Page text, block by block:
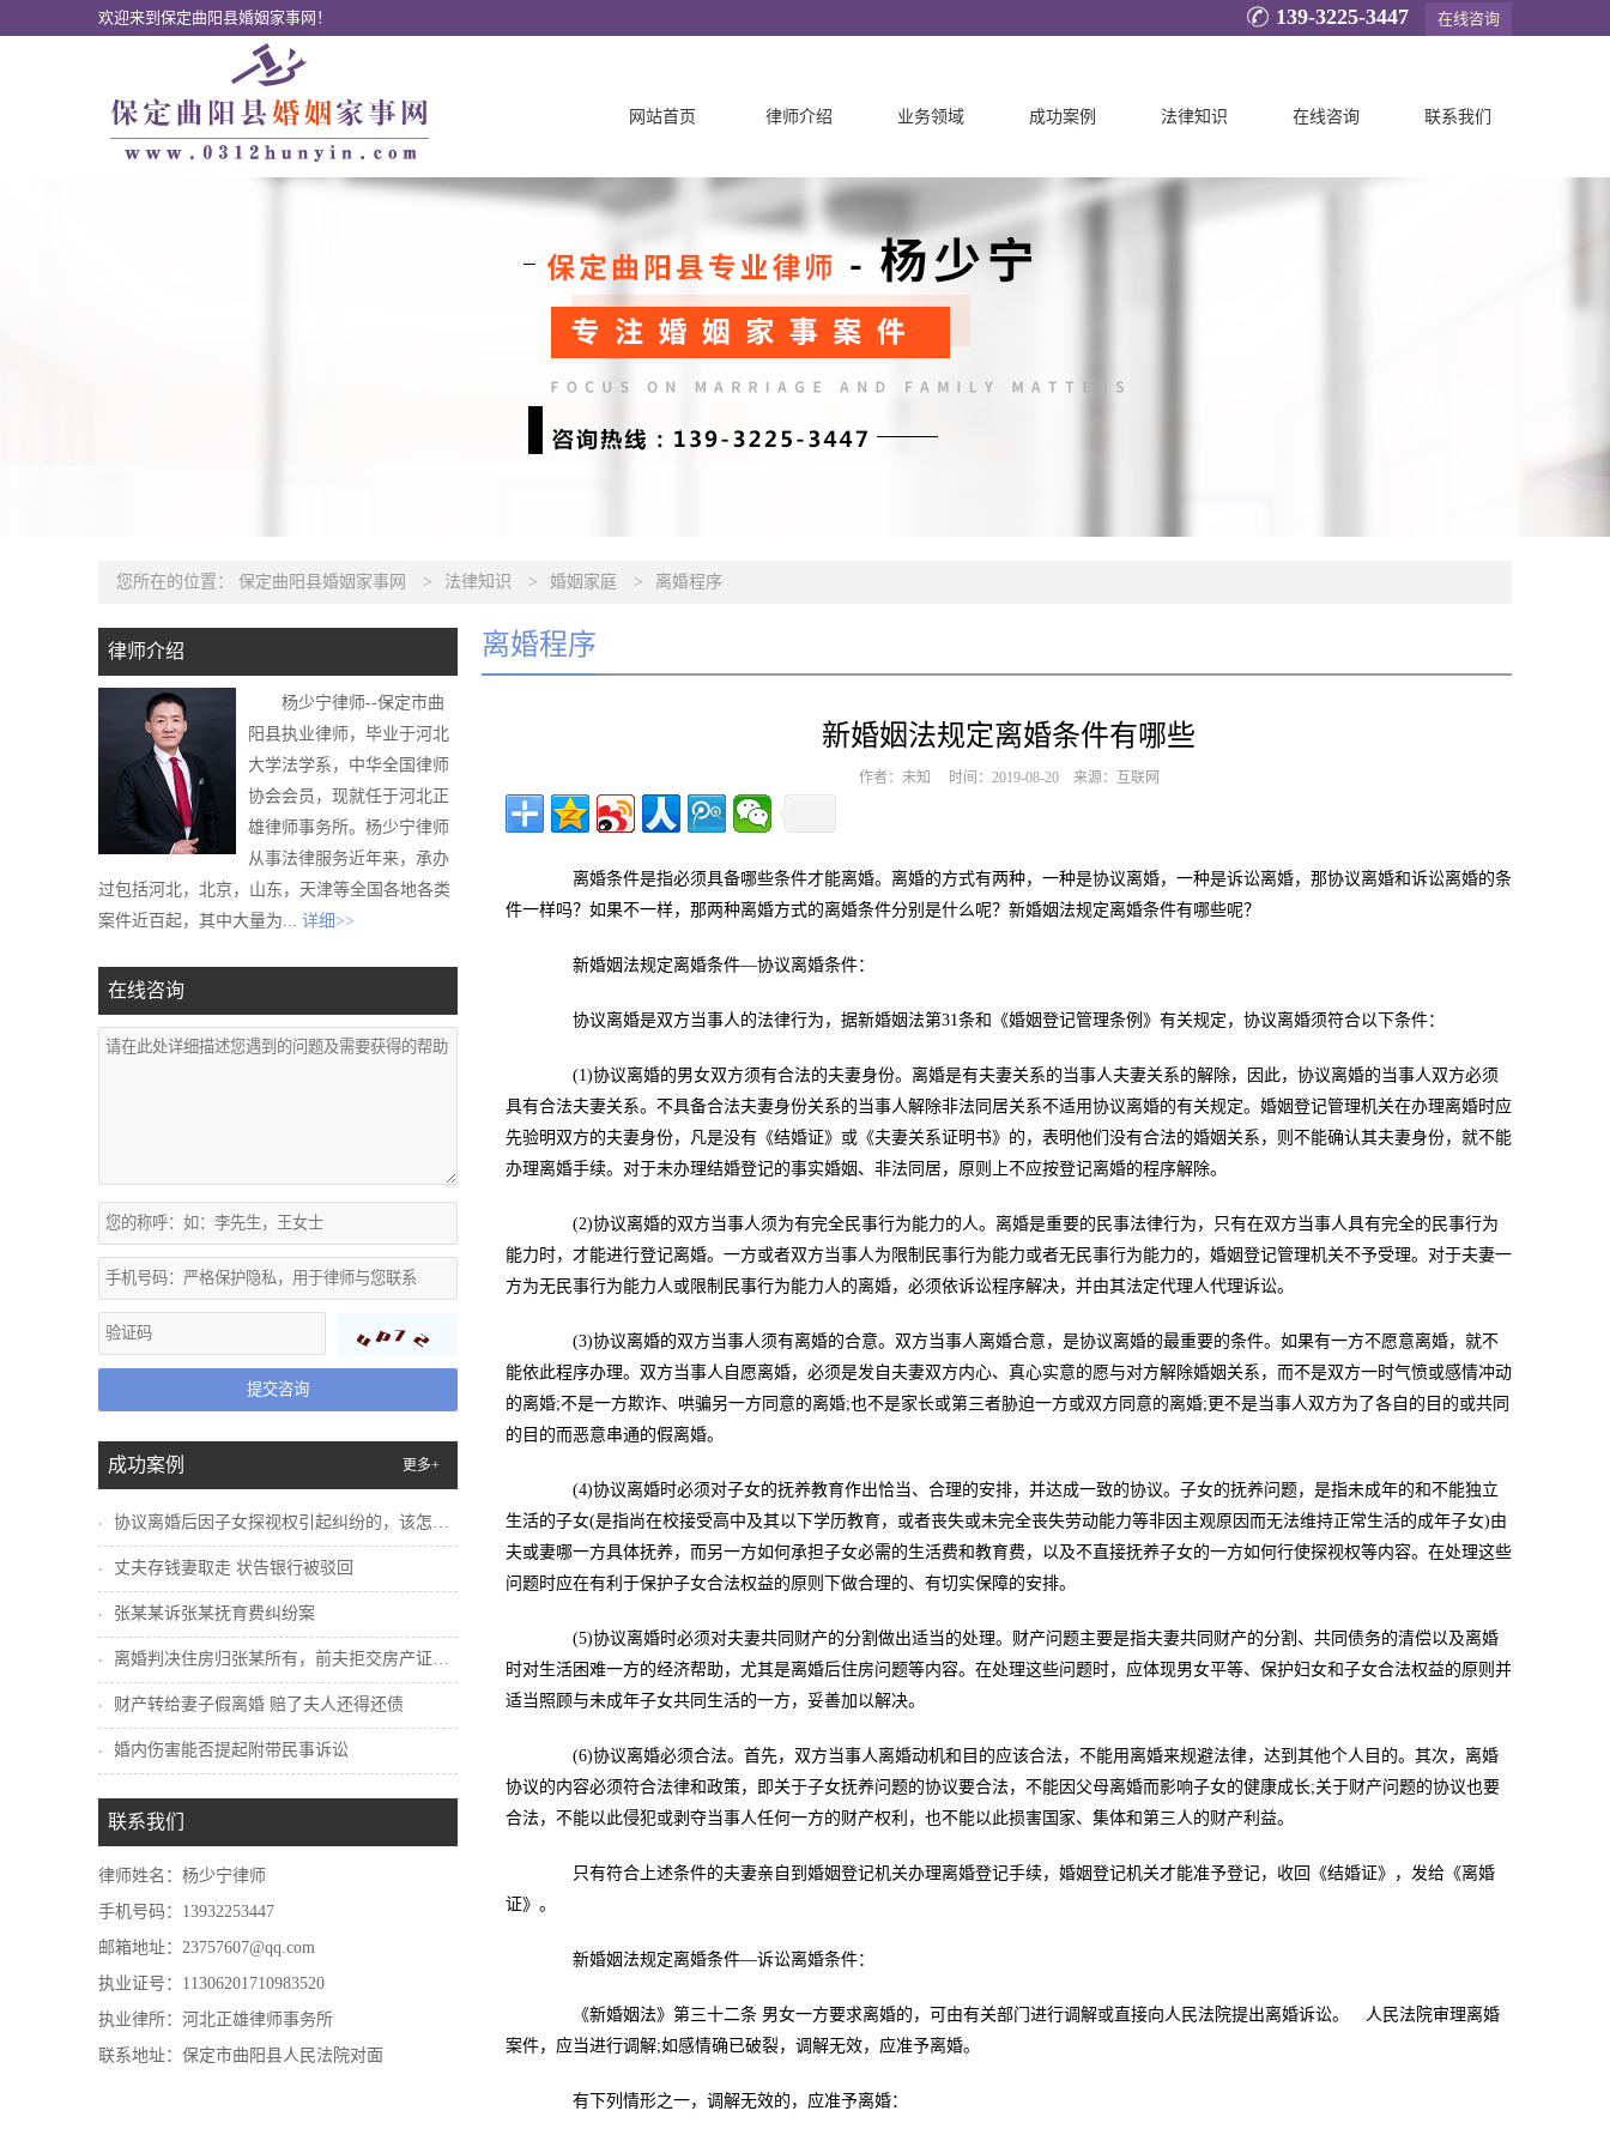
欢迎来到保定曲阳县婚姻家事网！ 139-3225-3447 在线咨询
网站首页 律师介绍 业务领域 成功案例 法律知识 在线咨询 联系我们
您所在的位置： 保定曲阳县婚姻家事网 > 法律知识 > 婚姻家庭 > 离婚程序
律师介绍
杨少宁律师--保定市曲
阳县执业律师，毕业于河北
大学法学系，中华全国律师
协会会员，现就任于河北正
雄律师事务所。杨少宁律师
从事法律服务近年来，承办
过包括河北，北京，山东，天津等全国各地各类
案件近百起，其中大量为... 详细>>
在线咨询
提交咨询
成功案例 更多+
协议离婚后因子女探视权引起纠纷的，该怎么...
丈夫存钱妻取走 状告银行被驳回
张某某诉张某抚育费纠纷案
离婚判决住房归张某所有，前夫拒交房产证怎...
财产转给妻子假离婚 赔了夫人还得还债
婚内伤害能否提起附带民事诉讼
联系我们
律师姓名：杨少宁律师
手机号码：13932253447
邮箱地址：23757607@qq.com
执业证号：11306201710983520
执业律所：河北正雄律师事务所
联系地址：保定市曲阳县人民法院对面
离婚程序
新婚姻法规定离婚条件有哪些
作者：未知 时间：2019-08-20 来源：互联网
离婚条件是指必须具备哪些条件才能离婚。离婚的方式有两种，一种是协议离婚，一种是诉讼离婚，那协议离婚和诉讼离婚的条
件一样吗？如果不一样，那两种离婚方式的离婚条件分别是什么呢？新婚姻法规定离婚条件有哪些呢？
新婚姻法规定离婚条件—协议离婚条件：
协议离婚是双方当事人的法律行为，据新婚姻法第31条和《婚姻登记管理条例》有关规定，协议离婚须符合以下条件：
(1)协议离婚的男女双方须有合法的夫妻身份。离婚是有夫妻关系的当事人夫妻关系的解除，因此，协议离婚的当事人双方必须
具有合法夫妻关系。不具备合法夫妻身份关系的当事人解除非法同居关系不适用协议离婚的有关规定。婚姻登记管理机关在办理离婚时应
先验明双方的夫妻身份，凡是没有《结婚证》或《夫妻关系证明书》的，表明他们没有合法的婚姻关系，则不能确认其夫妻身份，就不能
办理离婚手续。对于未办理结婚登记的事实婚姻、非法同居，原则上不应按登记离婚的程序解除。
(2)协议离婚的双方当事人须为有完全民事行为能力的人。离婚是重要的民事法律行为，只有在双方当事人具有完全的民事行为
能力时，才能进行登记离婚。一方或者双方当事人为限制民事行为能力或者无民事行为能力的，婚姻登记管理机关不予受理。对于夫妻一
方为无民事行为能力人或限制民事行为能力人的离婚，必须依诉讼程序解决，并由其法定代理人代理诉讼。
(3)协议离婚的双方当事人须有离婚的合意。双方当事人离婚合意，是协议离婚的最重要的条件。如果有一方不愿意离婚，就不
能依此程序办理。双方当事人自愿离婚，必须是发自夫妻双方内心、真心实意的愿与对方解除婚姻关系，而不是双方一时气愤或感情冲动
的离婚;不是一方欺诈、哄骗另一方同意的离婚;也不是家长或第三者胁迫一方或双方同意的离婚;更不是当事人双方为了各自的目的或共同
的目的而恶意串通的假离婚。
(4)协议离婚时必须对子女的抚养教育作出恰当、合理的安排，并达成一致的协议。子女的抚养问题，是指未成年的和不能独立
生活的子女(是指尚在校接受高中及其以下学历教育，或者丧失或未完全丧失劳动能力等非因主观原因而无法维持正常生活的成年子女)由
夫或妻哪一方具体抚养，而另一方如何承担子女必需的生活费和教育费，以及不直接抚养子女的一方如何行使探视权等内容。在处理这些
问题时应在有利于保护子女合法权益的原则下做合理的、有切实保障的安排。
(5)协议离婚时必须对夫妻共同财产的分割做出适当的处理。财产问题主要是指夫妻共同财产的分割、共同债务的清偿以及离婚
时对生活困难一方的经济帮助，尤其是离婚后住房问题等内容。在处理这些问题时，应体现男女平等、保护妇女和子女合法权益的原则并
适当照顾与未成年子女共同生活的一方，妥善加以解决。
(6)协议离婚必须合法。首先，双方当事人离婚动机和目的应该合法，不能用离婚来规避法律，达到其他个人目的。其次，离婚
协议的内容必须符合法律和政策，即关于子女抚养问题的协议要合法，不能因父母离婚而影响子女的健康成长;关于财产问题的协议也要
合法，不能以此侵犯或剥夺当事人任何一方的财产权利，也不能以此损害国家、集体和第三人的财产利益。
只有符合上述条件的夫妻亲自到婚姻登记机关办理离婚登记手续，婚姻登记机关才能准予登记，收回《结婚证》，发给《离婚
证》。
新婚姻法规定离婚条件—诉讼离婚条件：
《新婚姻法》第三十二条 男女一方要求离婚的，可由有关部门进行调解或直接向人民法院提出离婚诉讼。 人民法院审理离婚
案件，应当进行调解;如感情确已破裂，调解无效，应准予离婚。
有下列情形之一，调解无效的，应准予离婚：